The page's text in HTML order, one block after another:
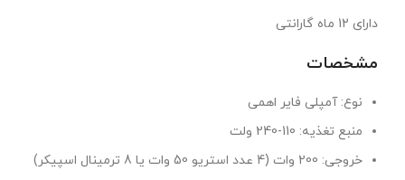
دارای 12 ماه گارانتی
مشخصات
نوع: آمپلی فایر اهمی
منبع تغذیه: 110-240 ولت
خروجی: 200 وات (4 عدد استریو 50 وات یا 8 ترمینال اسپیکر)